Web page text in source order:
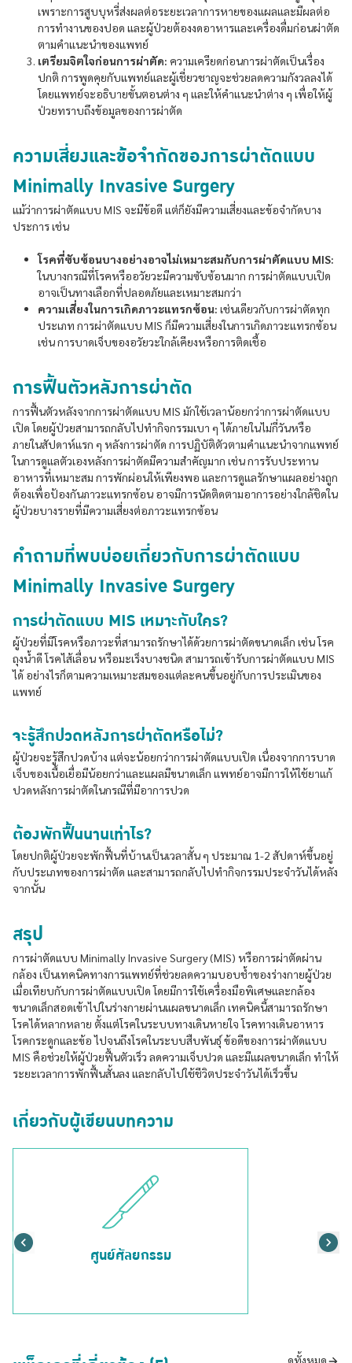
เพราะการสูบบุหรี่ส่งผลต่อระยะเวลาการหายของแผลและมีผลต่อ
การทำงานของปอด และผู้ป่วยต้องงดอาหารและเครื่องดื่มก่อนผ่าตัด
ตามคำแนะนำของแพทย์
เตรียมจิตใจก่อนการผ่าตัด: ความเครียดก่อนการผ่าตัดเป็นเรื่อง
ปกติ การพูดคุยกับแพทย์และผู้เชี่ยวชาญจะช่วยลดความกังวลลงได้
โดยแพทย์จะอธิบายขั้นตอนต่าง ๆ และให้คำแนะนำต่าง ๆ เพื่อให้ผู้
ป่วยทราบถึงข้อมูลของการผ่าตัด
ความเสี่ยงและข้อจำกัดของการผ่าตัดแบบ
Minimally Invasive Surgery
แม้ว่าการผ่าตัดแบบ MIS จะมีข้อดี แต่ก็ยังมีความเสี่ยงและข้อจำกัดบาง
ประการ เช่น
โรคที่ซับซ้อนบางอย่างอาจไม่เหมาะสมกับการผ่าตัดแบบ MIS:
ในบางกรณีที่โรคหรืออวัยวะมีความซับซ้อนมาก การผ่าตัดแบบเปิด
อาจเป็นทางเลือกที่ปลอดภัยและเหมาะสมกว่า
ความเสี่ยงในการเกิดภาวะแทรกซ้อน: เช่นเดียวกับการผ่าตัดทุก
ประเภท การผ่าตัดแบบ MIS ก็มีความเสี่ยงในการเกิดภาวะแทรกซ้อน
เช่น การบาดเจ็บของอวัยวะใกล้เคียงหรือการติดเชื้อ
การฟื้นตัวหลังการผ่าตัด
การฟื้นตัวหลังจากการผ่าตัดแบบ MIS มักใช้เวลาน้อยกว่าการผ่าตัดแบบ
เปิด โดยผู้ป่วยสามารถกลับไปทำกิจกรรมเบา ๆ ได้ภายในไม่กี่วันหรือ
ภายในสัปดาห์แรก ๆ หลังการผ่าตัด การปฏิบัติตัวตามคำแนะนำจากแพทย์
ในการดูแลตัวเองหลังการผ่าตัดมีความสำคัญมาก เช่น การรับประทาน
อาหารที่เหมาะสม การพักผ่อนให้เพียงพอ และการดูแลรักษาแผลอย่างถูก
ต้องเพื่อป้องกันภาวะแทรกซ้อน อาจมีการนัดติดตามอาการอย่างใกล้ชิดใน
ผู้ป่วยบางรายที่มีความเสี่ยงต่อภาวะแทรกซ้อน
คำถามที่พบบ่อยเกี่ยวกับการผ่าตัดแบบ
Minimally Invasive Surgery
การผ่าตัดแบบ MIS เหมาะกับใคร?
ผู้ป่วยที่มีโรคหรือภาวะที่สามารถรักษาได้ด้วยการผ่าตัดขนาดเล็ก เช่น โรค
ถุงน้ำดี โรคไส้เลื่อน หรือมะเร็งบางชนิด สามารถเข้ารับการผ่าตัดแบบ MIS
ได้ อย่างไรก็ตามความเหมาะสมของแต่ละคนขึ้นอยู่กับการประเมินของ
แพทย์
จะรู้สึกปวดหลังการผ่าตัดหรือไม่?
ผู้ป่วยจะรู้สึกปวดบ้าง แต่จะน้อยกว่าการผ่าตัดแบบเปิด เนื่องจากการบาด
เจ็บของเนื้อเยื่อมีน้อยกว่าและแผลมีขนาดเล็ก แพทย์อาจมีการให้ใช้ยาแก้
ปวดหลังการผ่าตัดในกรณีที่มีอาการปวด
ต้องพักฟื้นนานเท่าไร?
โดยปกติผู้ป่วยจะพักฟื้นที่บ้านเป็นเวลาสั้น ๆ ประมาณ 1-2 สัปดาห์ขึ้นอยู่
กับประเภทของการผ่าตัด และสามารถกลับไปทำกิจกรรมประจำวันได้หลัง
จากนั้น
สรุป
การผ่าตัดแบบ Minimally Invasive Surgery (MIS) หรือการผ่าตัดผ่าน
กล้อง เป็นเทคนิคทางการแพทย์ที่ช่วยลดความบอบช้ำของร่างกายผู้ป่วย
เมื่อเทียบกับการผ่าตัดแบบเปิด โดยมีการใช้เครื่องมือพิเศษและกล้อง
ขนาดเล็กสอดเข้าไปในร่างกายผ่านแผลขนาดเล็ก เทคนิคนี้สามารถรักษา
โรคได้หลากหลาย ตั้งแต่โรคในระบบทางเดินหายใจ โรคทางเดินอาหาร
โรคกระดูกและข้อ ไปจนถึงโรคในระบบสืบพันธุ์ ข้อดีของการผ่าตัดแบบ
MIS คือช่วยให้ผู้ป่วยฟื้นตัวเร็ว ลดความเจ็บปวด และมีแผลขนาดเล็ก ทำให้
ระยะเวลาการพักฟื้นสั้นลง และกลับไปใช้ชีวิตประจำวันได้เร็วขึ้น
เกี่ยวกับผู้เขียนบทความ
ศูนย์ศัลยกรรม
ดูทั้งหมด